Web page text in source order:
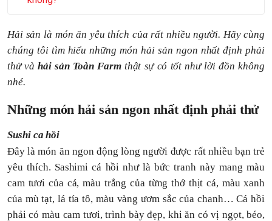
Hải sản là món ăn yêu thích của rất nhiều người. Hãy cùng
chúng tôi tìm hiểu những món hải sản ngon nhất định phải
thử và hải sản Toàn Farmthật sự có tốt như lời đồn không
nhé.
Những món hải sản ngon nhất định phải thử
Sushi ca hồi
Đây là món ăn ngon động lòng người được rất nhiều bạn trẻ
yêu thích. Sashimi cá hồi như là bức tranh này mang màu
cam tươi của cá, màu trắng của từng thớ thịt cá, màu xanh
của mù tạt, lá tía tô, màu vàng ươm sắc của chanh… Cá hồi
phải có màu cam tươi, trình bày đẹp, khi ăn có vị ngọt, béo,